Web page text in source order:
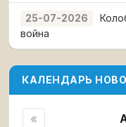
25-07-2026
война
КАЛЕНДАРЬ
«